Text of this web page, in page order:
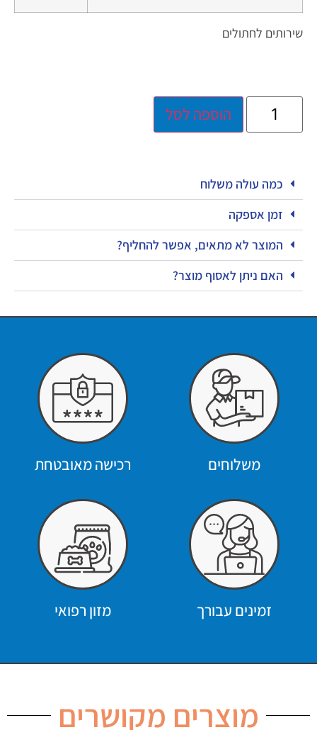
שירותים לחתולים
הוספה לסל
כמה עולה משלוח
זמן אספקה
המוצר לא מתאים, אפשר להחליף?
האם ניתן לאסוף מוצר?
משלוחים רכישה מאובטחת
זמינים עבורך מזון רפואי
מוצרים מקושרים